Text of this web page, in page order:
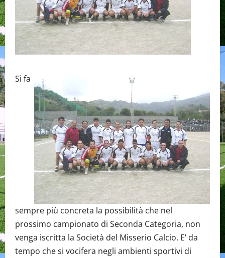
Si fa
sempre più concreta la possibilità che nel
prossimo campionato di Seconda Categoria, non
venga iscritta la Società del Misserio Calcio. E’ da
tempo che si vocifera negli ambienti sportivi di